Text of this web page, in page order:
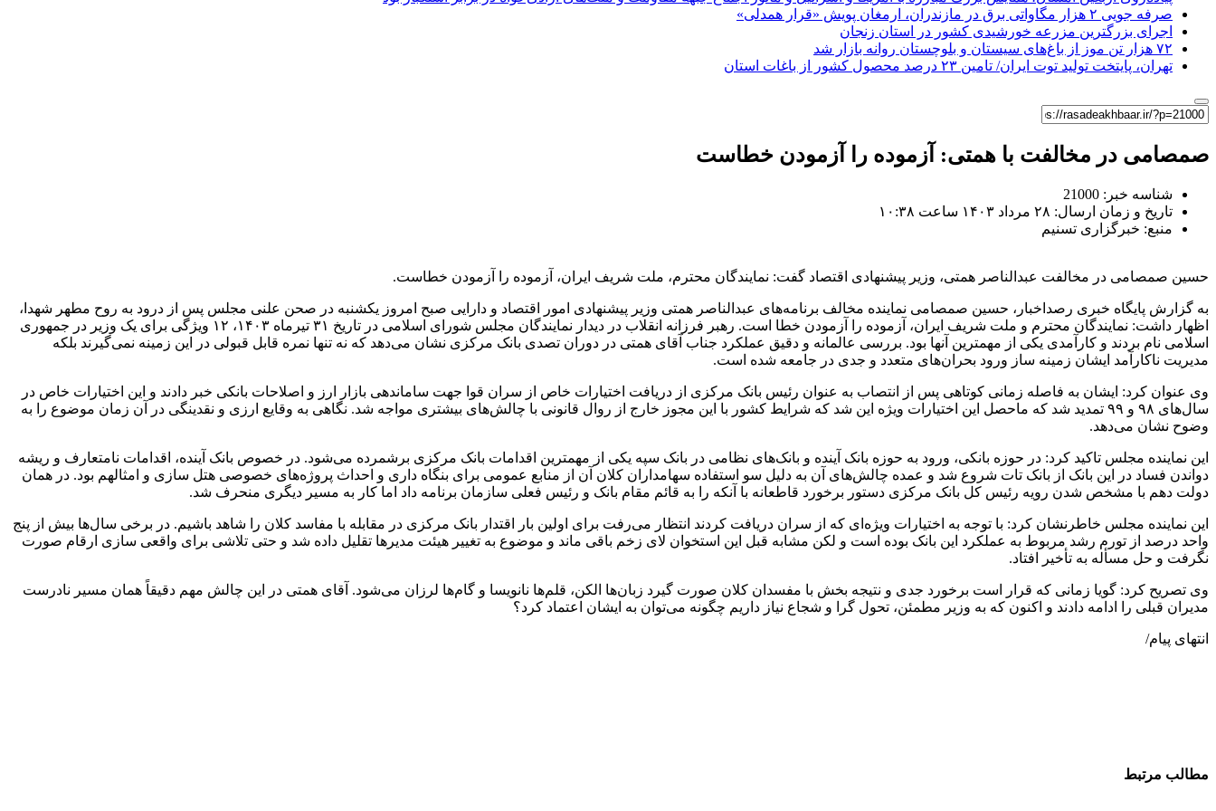
صرفه جویی ۲ هزار مگاواتی برق در مازندران، ارمغان پویش «قرار همدلی»
اجرای بزرگترین مزرعه خورشیدی کشور در استان زنجان
۷۲ هزار تن موز از باغ‌های سیستان و بلوچستان روانه بازار شد
تهران، پایتخت تولید توت ایران/ تامین ۲۳ درصد محصول کشور از باغات استان
صمصامی در مخالفت با همتی: آزموده را آزمودن خطاست
شناسه خبر: 21000
تاریخ و زمان ارسال: ۲۸ مرداد ۱۴۰۳ ساعت ۱۰:۳۸
منبع: خبرگزاری تسنیم
حسین صمصامی در مخالفت عبدالناصر همتی، وزیر پیشنهادی اقتصاد گفت: نمایندگان محترم، ملت شریف ایران، آزموده را آزمودن خطاست.
به گزارش پایگاه خبری رصداخبار، حسین صمصامی نماینده مخالف برنامه‌های عبدالناصر همتی وزیر پیشنهادی امور اقتصاد و دارایی صبح امروز یکشنبه در صحن علنی مجلس پس از درود به روح مطهر شهدا،
اظهار داشت: نمایندگان محترم و ملت شریف ایران، آزموده را آزمودن خطا است. رهبر فرزانه انقلاب در دیدار نمایندگان مجلس شورای اسلامی در تاریخ ۳۱ تیرماه ۱۴۰۳، ۱۲ ویژگی برای یک وزیر در جمهوری
اسلامی نام بردند و کارآمدی یکی از مهمترین آنها بود. بررسی عالمانه و دقیق عملکرد جناب آقای همتی در دوران تصدی بانک مرکزی نشان می‌دهد که نه تنها نمره قابل قبولی در این زمینه نمی‌گیرند بلکه
مدیریت ناکارآمد ایشان زمینه ساز ورود بحران‌های متعدد و جدی در جامعه شده است.
وی عنوان کرد: ایشان به فاصله زمانی کوتاهی پس از انتصاب به عنوان رئیس بانک مرکزی از دریافت اختیارات خاص از سران قوا جهت ساماندهی بازار ارز و اصلاحات بانکی خبر دادند و این اختیارات خاص در
سال‌های ۹۸ و ۹۹ تمدید شد که ماحصل این اختیارات ویژه این شد که شرایط کشور با این مجوز خارج از روال قانونی با چالش‌های بیشتری مواجه شد. نگاهی به وقایع ارزی و نقدینگی در آن زمان موضوع را به
وضوح نشان می‌دهد.
این نماینده مجلس تاکید کرد: در حوزه بانکی، ورود به حوزه بانک آینده و بانک‌های نظامی در بانک سپه یکی از مهمترین اقدامات بانک مرکزی برشمرده می‌شود. در خصوص بانک آینده، اقدامات نامتعارف و ریشه
دواندن فساد در این بانک از بانک تات شروع شد و عمده چالش‌های آن به دلیل سو استفاده سهامداران کلان آن از منابع عمومی برای بنگاه داری و احداث پروژه‌های خصوصی هتل سازی و امثالهم بود. در همان
دولت دهم با مشخص شدن رویه رئیس کل بانک مرکزی دستور برخورد قاطعانه با آنکه را به قائم مقام بانک و رئیس فعلی سازمان برنامه داد اما کار به مسیر دیگری منحرف شد.
این نماینده مجلس خاطرنشان کرد: با توجه به اختیارات ویژه‌ای که از سران دریافت کردند انتظار می‌رفت برای اولین بار اقتدار بانک مرکزی در مقابله با مفاسد کلان را شاهد باشیم. در برخی سال‌ها بیش از پنج
واحد درصد از تورم رشد مربوط به عملکرد این بانک بوده است و لکن مشابه قبل این استخوان لای زخم باقی ماند و موضوع به تغییر هیئت مدیرها تقلیل داده شد و حتی تلاشی برای واقعی سازی ارقام صورت
نگرفت و حل مسأله به تأخیر افتاد.
وی تصریح کرد: گویا زمانی که قرار است برخورد جدی و نتیجه بخش با مفسدان کلان صورت گیرد زبان‌ها الکن، قلم‌ها نانویسا و گام‌ها لرزان می‌شود. آقای همتی در این چالش مهم دقیقاً همان مسیر نادرست
مدیران قبلی را ادامه دادند و اکنون که به وزیر مطمئن، تحول گرا و شجاع نیاز داریم چگونه می‌توان به ایشان اعتماد کرد؟
انتهای پیام/
مطالب مرتبط